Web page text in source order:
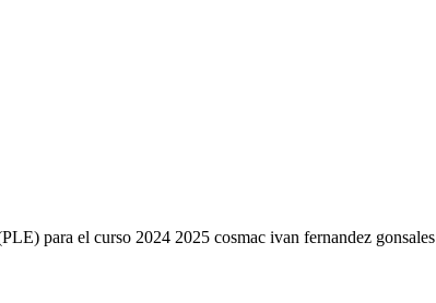
para el curso 2024 2025 cosmac ivan fernandez gonsales